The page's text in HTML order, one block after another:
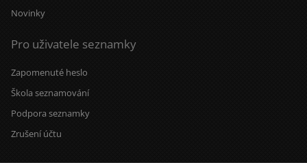
Novinky
Pro uživatele seznamky
Zapomenuté heslo
Škola seznamování
Podpora seznamky
Zrušení účtu